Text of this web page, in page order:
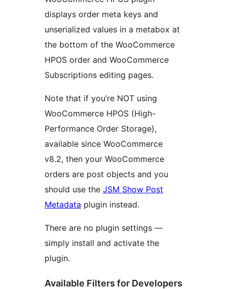
displays order meta keys and
unserialized values in a metabox at
the bottom of the WooCommerce
HPOS order and WooCommerce
Subscriptions editing pages.
Note that if you’re NOT using
WooCommerce HPOS (High-
Performance Order Storage),
available since WooCommerce
v8.2, then your WooCommerce
orders are post objects and you
should use the JSM Show Post
Metadata plugin instead.
There are no plugin settings —
simply install and activate the
plugin.
Available Filters for Developers